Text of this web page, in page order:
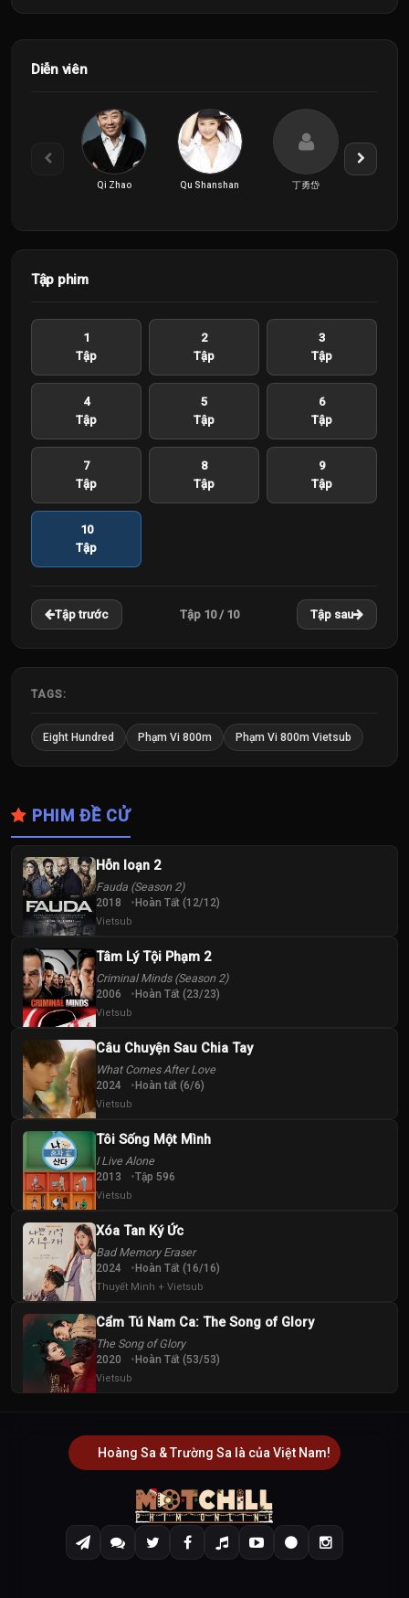
Diễn viên
Qi Zhao Qu Shanshan 丁勇岱
Tập phim
1
Tập
2
Tập
3
Tập
4
Tập
5
Tập
6
Tập
7
Tập
8
Tập
9
Tập
10
Tập
Tập trước Tập 10 / 10 Tập sau
TAGS:
Eight Hundred Phạm Vi 800m Phạm Vi 800m Vietsub
PHIM ĐỀ CỬ
Hỗn loạn 2
Fauda (Season 2)
2018 Hoàn Tất (12/12)
Vietsub
Tâm Lý Tội Phạm 2
Criminal Minds (Season 2)
2006 Hoàn Tất (23/23)
Vietsub
Câu Chuyện Sau Chia Tay
What Comes After Love
2024 Hoàn tất (6/6)
Vietsub
Tôi Sống Một Mình
I Live Alone
2013 Tập 596
Vietsub
Xóa Tan Ký Ức
Bad Memory Eraser
2024 Hoàn Tất (16/16)
Thuyết Minh + Vietsub
Cẩm Tú Nam Ca: The Song of Glory
The Song of Glory
2020 Hoàn Tất (53/53)
Vietsub
Hoàng Sa & Trường Sa là của Việt Nam!